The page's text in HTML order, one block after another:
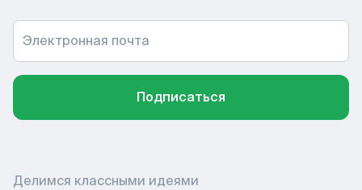
Электронная почта
Подписаться
Делимся классными идеями